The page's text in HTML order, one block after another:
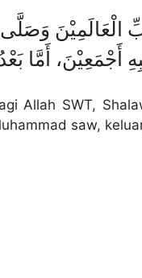
الْعَالَمِيْنَ
أَجْمَعِيْنَ، أَمَّا
Allah SWT,
saw,